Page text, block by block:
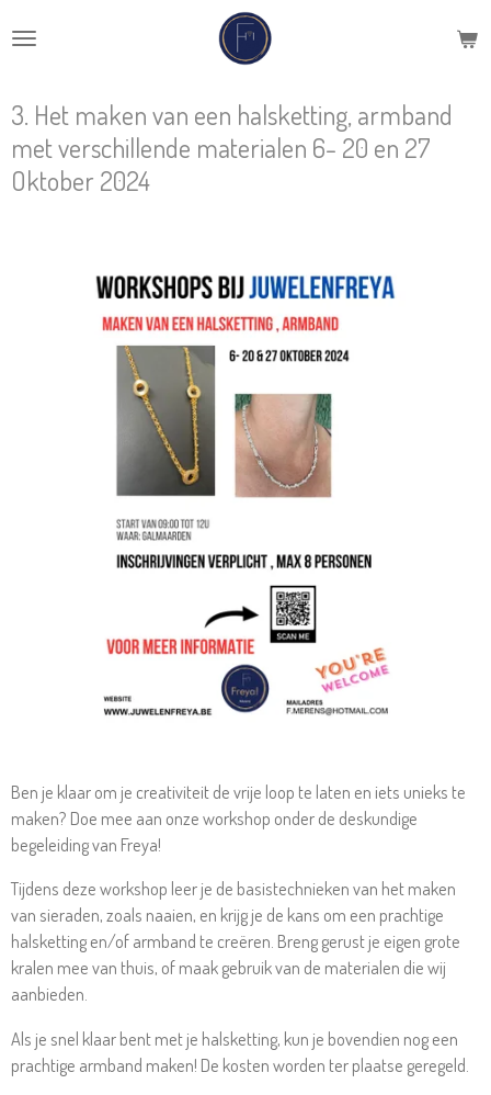
direct
de
hoofdinhoud
3. Het maken van een halsketting, armband
met verschillende materialen 6- 20 en 27
Oktober 2024
Ben je klaar om je creativiteit de vrije loop te laten en iets unieks te
maken? Doe mee aan onze workshop onder de deskundige
begeleiding van Freya!
Tijdens deze workshop leer je de basistechnieken van het maken
van sieraden, zoals naaien, en krijg je de kans om een prachtige
halsketting en/of armband te creëren. Breng gerust je eigen grote
kralen mee van thuis, of maak gebruik van de materialen die wij
aanbieden.
Als je snel klaar bent met je halsketting, kun je bovendien nog een
prachtige armband maken! De kosten worden ter plaatse geregeld.